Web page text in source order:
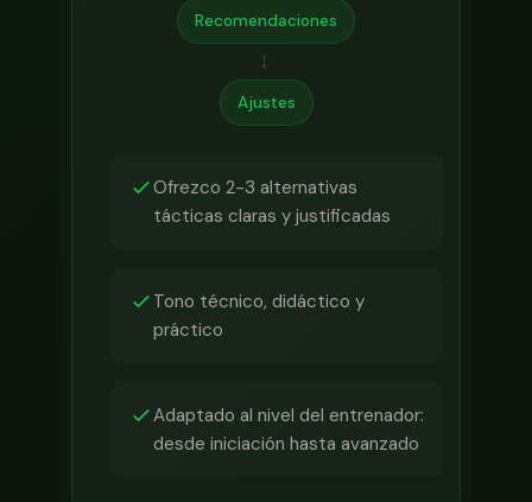
Recomendaciones
→
Ajustes
Ofrezco 2-3 alternativas
tácticas claras y justificadas
Tono técnico, didáctico y
práctico
Adaptado al nivel del entrenador:
desde iniciación hasta avanzado